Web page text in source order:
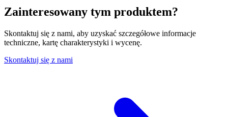
Zainteresowany tym produktem?
Skontaktuj się z nami, aby uzyskać szczegółowe informacje
techniczne, kartę charakterystyki i wycenę.
Skontaktuj się z nami